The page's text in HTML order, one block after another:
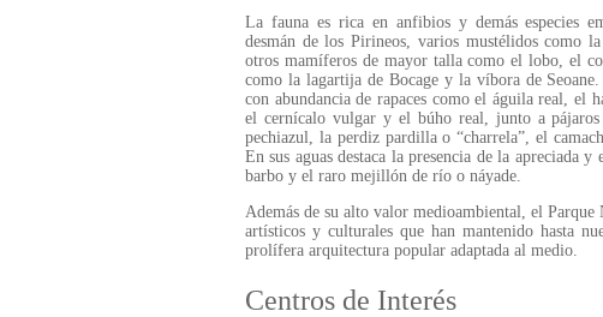
La fauna es rica en anfibios y demás especies
desmán de los Pirineos, varios mustélidos
otros mamíferos de mayor talla como el lobo, el
como la lagartija de Bocage y la víbora de Seoane.
con abundancia de rapaces como el águila real, el
el cernícalo vulgar y el búho real, junto a
pechiazul, la perdiz pardilla o “charrela”, el
En sus aguas destaca la presencia de la apreciada
barbo y el raro mejillón de río o náyade.
Además de su alto valor medioambiental, el
artísticos y culturales que han mantenido hasta
prolífera arquitectura popular adaptada al medio.
Centros de Interés